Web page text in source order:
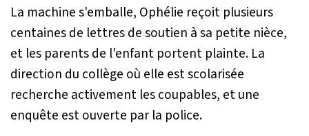
La machine s'emballe, Ophélie reçoit plusieurs
centaines de lettres de soutien à sa petite nièce,
et les parents de l'enfant portent plainte. La
direction du collège où elle est scolarisée
recherche activement les coupables, et une
enquête est ouverte par la police.